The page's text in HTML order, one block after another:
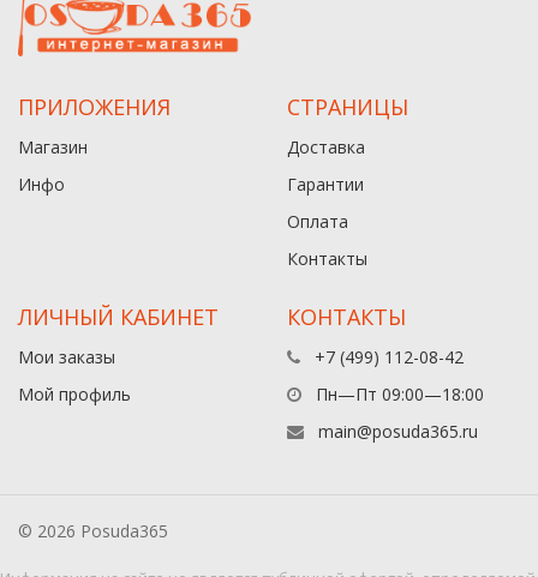
ПРИЛОЖЕНИЯ
Магазин
Инфо
СТРАНИЦЫ
Доставка
Гарантии
Оплата
Контакты
ЛИЧНЫЙ КАБИНЕТ
Мои заказы
Мой профиль
КОНТАКТЫ
+7 (499) 112-08-42
Пн—Пт 09:00—18:00
main@posuda365.ru
© 2026 Posuda365